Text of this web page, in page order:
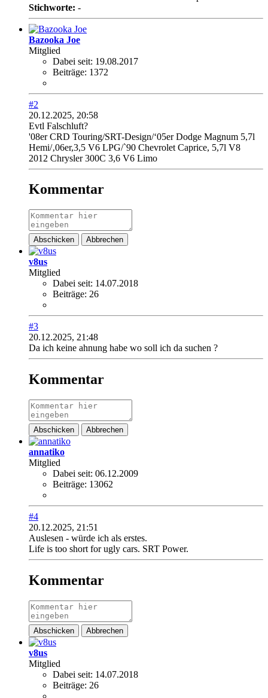
Stichworte: -
Bazooka Joe
Mitglied
Dabei seit: 19.08.2017
Beiträge: 1372
#2
20.12.2025, 20:58
Evtl Falschluft?
'08er CRD Touring/SRT-Design/‘05er Dodge Magnum 5,7l
Hemi/‚06er,3,5 V6 LPG/`90 Chevrolet Caprice, 5,7l V8
2012 Chrysler 300C 3,6 V6 Limo
Kommentar
Abschicken Abbrechen
v8us
Mitglied
Dabei seit: 14.07.2018
Beiträge: 26
#3
20.12.2025, 21:48
Da ich keine ahnung habe wo soll ich da suchen ?
Kommentar
Abschicken Abbrechen
annatiko
Mitglied
Dabei seit: 06.12.2009
Beiträge: 13062
#4
20.12.2025, 21:51
Auslesen - würde ich als erstes.
Life is too short for ugly cars. SRT Power.
Kommentar
Abschicken Abbrechen
v8us
Mitglied
Dabei seit: 14.07.2018
Beiträge: 26